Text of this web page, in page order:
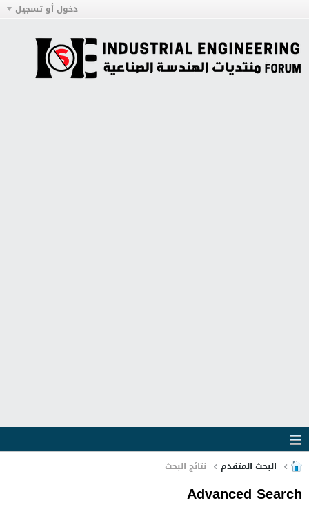
دخول أو تسجيل
البحث المتقدم نتائج البحث
Advanced Search